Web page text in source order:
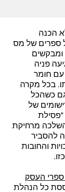
הכנה
ספרים של מס
פניה
עם חומר
בכל מקרה
כשהכל
של
השלכה מרחיקת
להסביר
והחובות
ספרי העסק
כל הנהלת